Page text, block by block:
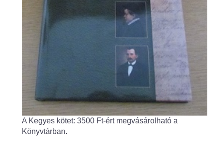
Központi orvosi ügyelet
Alapszolgáltatási Központ
Kultúra
IKSZT - Integrált Közösségi és Szolgáltató Tér
Rendezvényház
Könyvtár
A Kegyes kötet: 3500 Ft-ért megvásárolható a
Könyvtárban.